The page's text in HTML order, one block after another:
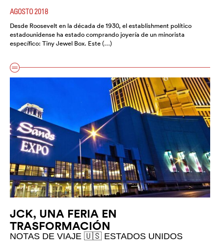
AGOSTO 2018
Desde Roosevelt en la década de 1930, el establishment político
estadounidense ha estado comprando joyería de un minorista
específico: Tiny Jewel Box. Este (…)
JCK, UNA FERIA EN
TRASFORMACIÓN
NOTAS DE VIAJE 🇺🇸 ESTADOS UNIDOS